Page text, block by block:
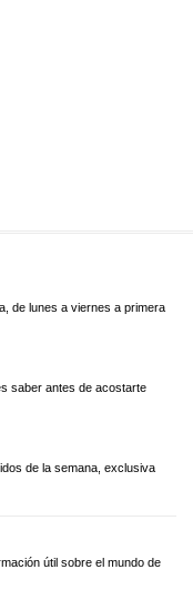
de lunes a viernes a primera
saber antes de acostarte
de la semana, exclusiva
útil sobre el mundo de